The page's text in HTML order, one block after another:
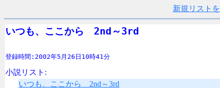
新規リスト
いつも、ここから　2nd～3rd
登録時間:2002年5月26日10時41分
小説リスト:
いつも、ここから 2nd～3rd